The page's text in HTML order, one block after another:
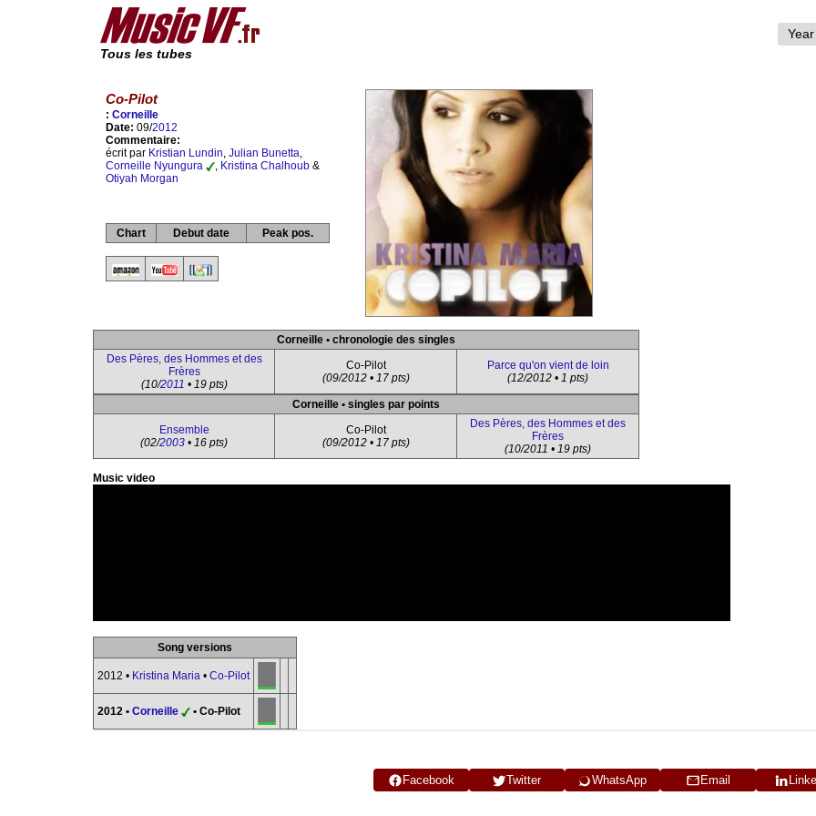
Tous les tubes
Co-Pilot
: Corneille
Date: 09/2012
Commentaire:
écrit par Kristian Lundin, Julian Bunetta,
Corneille Nyungura
, Kristina Chalhoub &
Otiyah Morgan
Chart Debut date Peak pos.
Corneille • chronologie des singles
Des Pères, des Hommes et des
Frères
(10/2011 • 19 pts)
Co-Pilot
(09/2012 • 17 pts)
Parce qu'on vient de loin
(12/2012 • 1 pts)
Corneille • singles par points
Ensemble
(02/2003 • 16 pts)
Co-Pilot
(09/2012 • 17 pts)
Des Pères, des Hommes et des
Frères
(10/2011 • 19 pts)
Music video
Song versions
2012 • Kristina Maria • Co-Pilot
2012 • Corneille • Co-Pilot
Facebook Twitter WhatsApp Email